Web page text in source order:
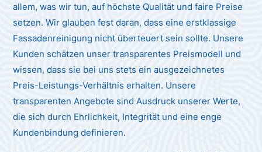
allem, was wir tun, auf höchste Qualität und faire Preise
setzen. Wir glauben fest daran, dass eine erstklassige
Fassadenreinigung nicht überteuert sein sollte. Unsere
Kunden schätzen unser transparentes Preismodell und
wissen, dass sie bei uns stets ein ausgezeichnetes
Preis-Leistungs-Verhältnis erhalten. Unsere
transparenten Angebote sind Ausdruck unserer Werte,
die sich durch Ehrlichkeit, Integrität und eine enge
Kundenbindung definieren.